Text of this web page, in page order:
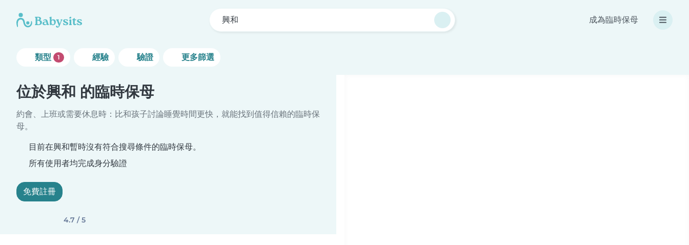
興和 成為臨時保母
類型 1 經驗 驗證 更多篩選
位於興和 的臨時保母
約會、上班或需要休息時：比和孩子討論睡覺時間更快，就能找到值得信賴的臨時保
母。
目前在興和暫時沒有符合搜尋條件的臨時保母。
所有使用者均完成身分驗證
免費註冊
4.7 / 5